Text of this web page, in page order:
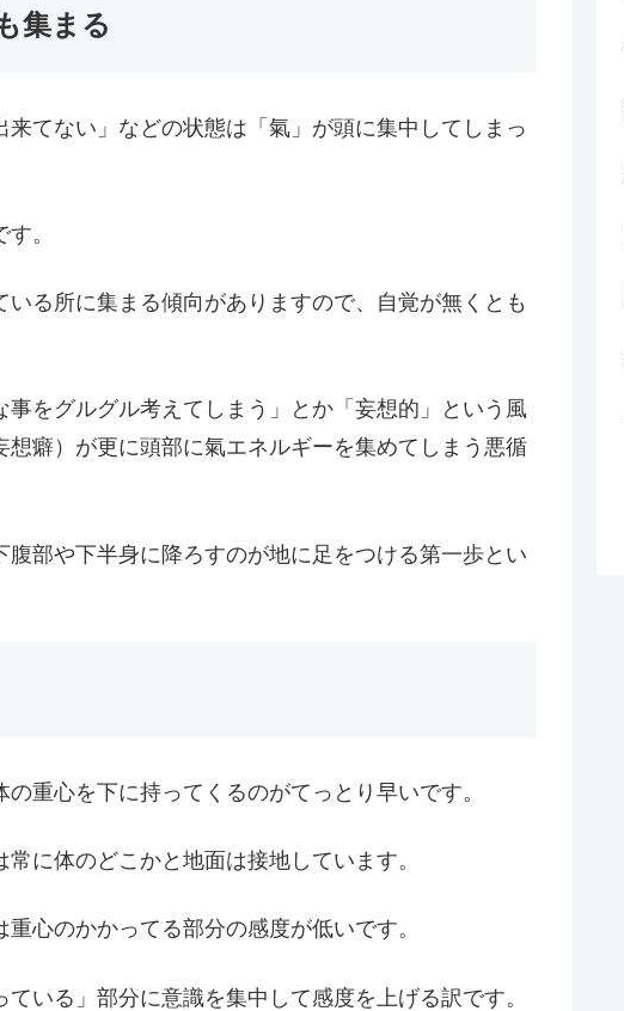
集まる
来てない」などの状態は「氣」が頭に集中してしまっ
。
いる所に集まる傾向がありますので、自覚が無くとも
をグルグル考えてしまう」とか「妄想的」という風
癖）が更に頭部に氣エネルギーを集めてしまう悪循
部や下半身に降ろすのが地に足をつける第一歩とい
重心を下に持ってくるのがてっとり早いです。
に体のどこかと地面は接地しています。
心のかかってる部分の感度が低いです。
いる」部分に意識を集中して感度を上げる訳です。